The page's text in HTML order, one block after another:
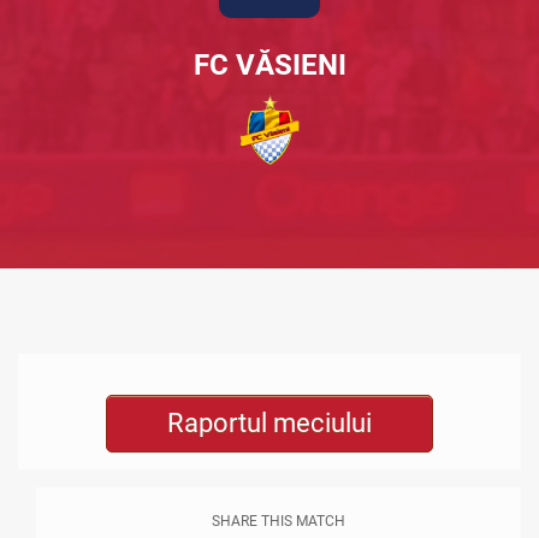
FC VĂSIENI
Raportul meciului
SHARE THIS MATCH